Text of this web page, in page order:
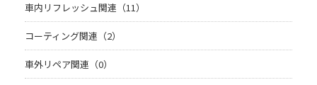
車内リフレッシュ関連（11）
コーティング関連（2）
車外リペア関連（0）